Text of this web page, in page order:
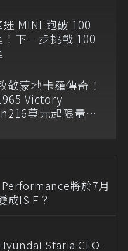
MINI 跑破 100
！下一步挑戰 100
敬蒙地卡羅傳奇！
Victory
萬元起限量登
將於7月
成IS F？
Staria CEO-